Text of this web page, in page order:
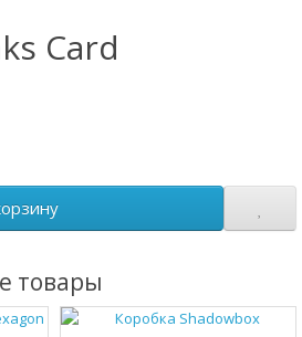
Card
товары